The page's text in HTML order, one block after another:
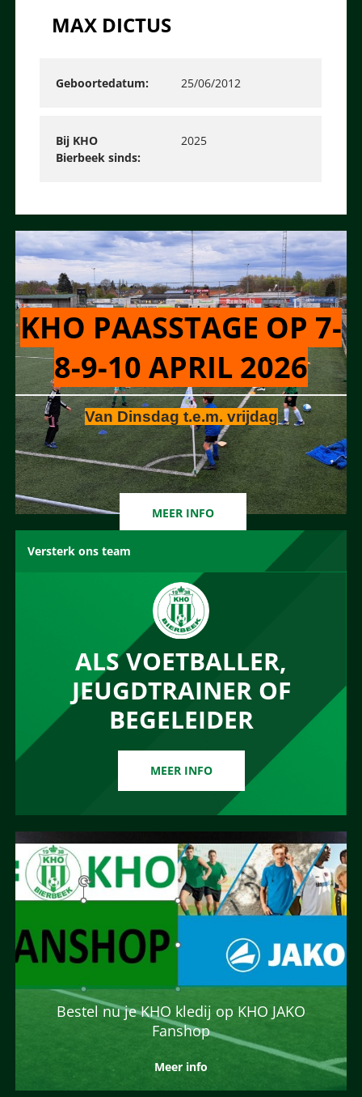
MAX DICTUS
Geboortedatum 25/06/2012
Bij KHO
Bierbeek sinds
2025
KHO PAASSTAGE OP 7-
8-9-10 APRIL 2026
Van Dinsdag t.e.m. vrijdag
MEER INFO
Versterk ons team
ALS VOETBALLER,
JEUGDTRAINER OF
BEGELEIDER
MEER INFO
Bestel nu je KHO kledij op KHO JAKO
Fanshop
Meer info